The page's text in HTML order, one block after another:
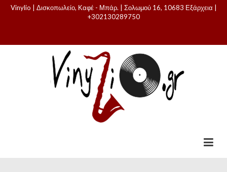
Vinylio | Δισκοπωλείο, Καφέ - Μπάρ. | Σολωμού 16, 10683 Εξάρχεια |
+302130289750